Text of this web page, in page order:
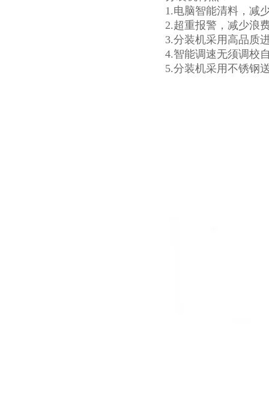
1.电脑智能清料，减
2.超重报警，减少浪
3.分装机采用高品质
4.智能调速无须调校
5.分装机采用不锈钢